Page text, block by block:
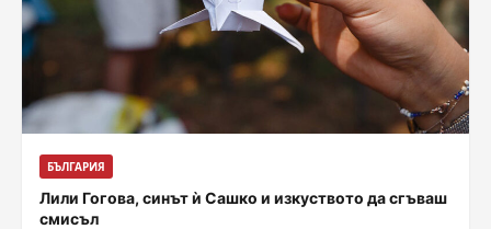
БЪЛГАРИЯ
Лили Гогова, синът ѝ Сашко и изкуството да сгъваш
смисъл